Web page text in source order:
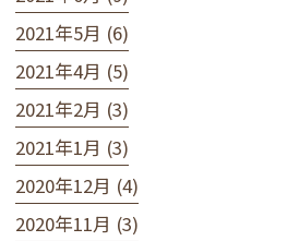
2021年5月 (6)
2021年4月 (5)
2021年2月 (3)
2021年1月 (3)
2020年12月 (4)
2020年11月 (3)